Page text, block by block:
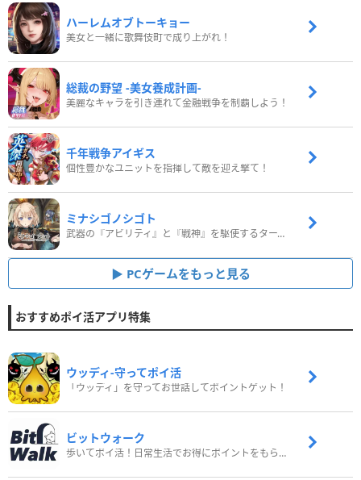
ハーレムオブトーキョー
美女と一緒に歌舞伎町で成り上がれ！
総裁の野望 -美女養成計画-
美麗なキャラを引き連れて金融戦争を制覇しよう！
千年戦争アイギス
個性豊かなユニットを指揮して敵を迎え撃て！
ミナシゴノシゴト
武器の『アビリティ』と『戦神』を駆使するターン制コマンドバトルRPG！
PCゲームをもっと見る
おすすめポイ活アプリ特集
ウッディ‐守ってポイ活
「ウッディ」を守ってお世話してポイントゲット！
ビットウォーク
歩いてポイ活！日常生活でお得にポイントをもらおう